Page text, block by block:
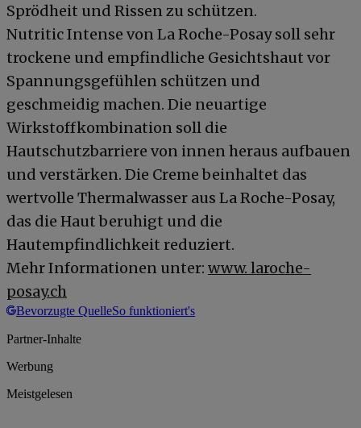
Sprödheit und Rissen zu schützen.
Nutritic Intense von La Roche-Posay soll sehr
trockene und empfindliche Gesichtshaut vor
Spannungsgefühlen schützen und
geschmeidig machen. Die neuartige
Wirkstoffkombination soll die
Hautschutzbarriere von innen heraus aufbauen
und verstärken. Die Creme beinhaltet das
wertvolle Thermalwasser aus La Roche-Posay,
das die Haut beruhigt und die
Hautempfindlichkeit reduziert.
Mehr Informationen unter: www. laroche-
posay.ch
Bevorzugte QuelleSo funktioniert's
Partner-Inhalte
Werbung
Meistgelesen